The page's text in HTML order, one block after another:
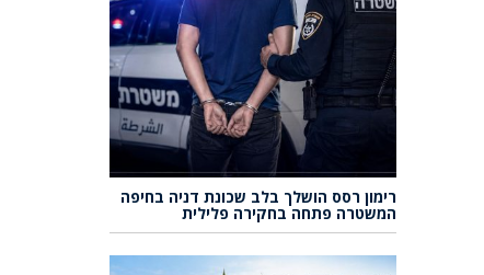
רימון רסס הושלך בלב שכונת דניה בחיפה
המשטרה פתחה בחקירה פלילית